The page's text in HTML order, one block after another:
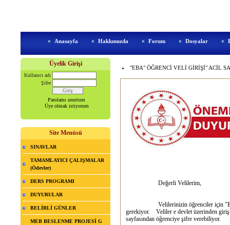
Anasayfa Hakkımızda Forum Dosyalar
Üyelik Girişi
Kullanıcı adı
Şifre
Parolamı unuttum
Üye olmak istiyorum
Site Menüsü
SINAVLAR
TAMAMLAYICI ÇALIŞMALAR
(Ödevler)
DERS PROGRAMI
DUYURULAR
BELİRLİ GÜNLER
MEB BESLENME PROJESİ G
"EBA" ÖĞRENCİ VELİ GİRİŞİ" ACİL
Değerli Velilerim,
Velilerinizin öğrenciler için "EBA
gerekiyor. Veliler e devlet üzerinden giriş
sayfasından öğrenciye şifre verebiliyor.